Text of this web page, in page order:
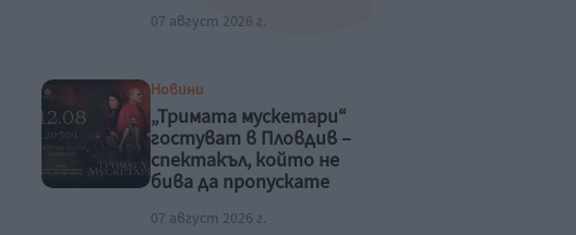
07 август 2026 г.
Новини
„Тримата мускетари“
гостуват в Пловдив –
спектакъл, който не
бива да пропускате
07 август 2026 г.